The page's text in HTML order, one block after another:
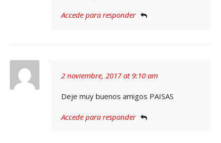
Accede para responder
2 noviembre, 2017 at 9:10 am
Deje muy buenos amigos PAISAS
Accede para responder